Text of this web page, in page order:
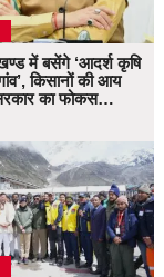
में बसेंगे ‘आदर्श कृषि
किसानों की आय
का फोकस…